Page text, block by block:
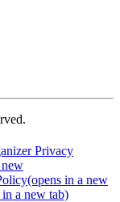
.
Privacy
(opens in a new
in a new tab)